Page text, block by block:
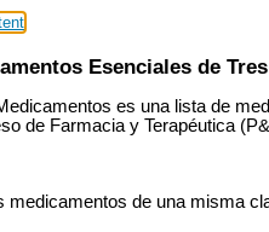
Esenciales de
es una lista de
de Farmacia y Terapéutica
medicamentos de una misma